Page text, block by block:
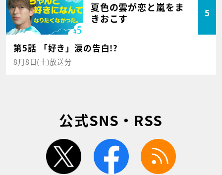
夏色の雲が恋と嵐をま
きおこす
5
第5話 「好き」涙の告白!?
8月8日(土)放送分
公式SNS・RSS
twitter facebook